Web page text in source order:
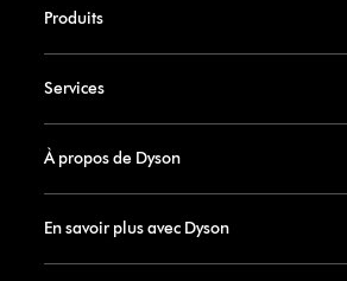
Produits
Services
À propos de Dyson
En savoir plus avec Dyson